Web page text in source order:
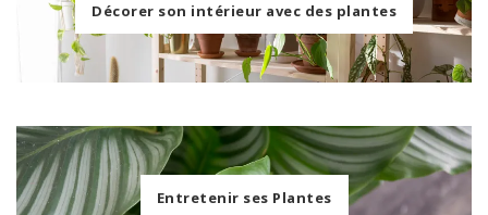
Décorer son intérieur avec des plantes
Entretenir ses Plantes